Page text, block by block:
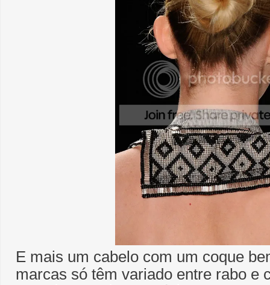
E mais um cabelo com um coque
marcas só têm variado entre rabo e